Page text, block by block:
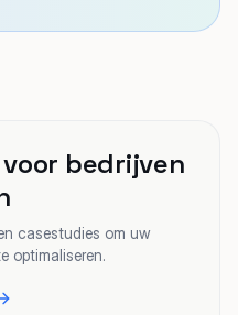
bedrijven
casestudies om uw
optimaliseren.